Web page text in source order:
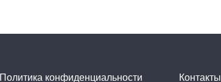
Ветеринарная клиника
Политика конфиденциальности Контакты